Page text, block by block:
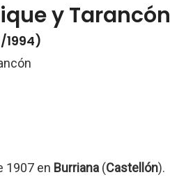
y Tarancón
1994)
1907 en Burriana (Castellón).